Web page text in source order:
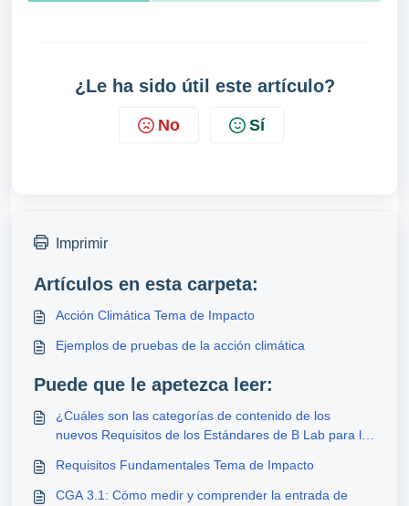
¿Le ha sido útil este artículo?
No Sí
Imprimir
Artículos en esta carpeta:
Acción Climática Tema de Impacto
Ejemplos de pruebas de la acción climática
Puede que le apetezca leer:
¿Cuáles son las categorías de contenido de los
nuevos Requisitos de los Estándares de B Lab para la
estructurados?
Requisitos Fundamentales Tema de Impacto
CGA 3.1: Cómo medir y comprender la entrada de